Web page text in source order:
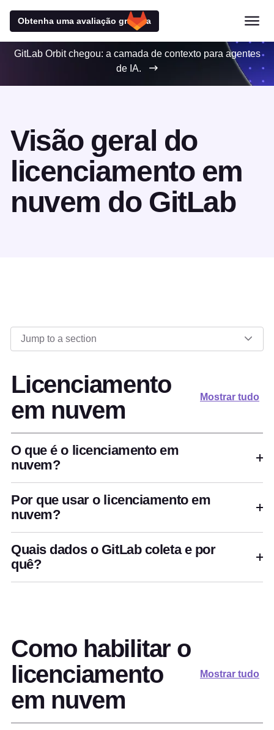
Obtenha uma avaliação gratuita
GitLab Orbit chegou: a camada de contexto para agentes
de IA.
Visão geral do
licenciamento em
nuvem do GitLab
Jump to a section
Licenciamento
em nuvem
Mostrar tudo
O que é o licenciamento em
nuvem?
Por que usar o licenciamento em
nuvem?
Quais dados o GitLab coleta e por
quê?
Como habilitar o
licenciamento
em nuvem
Mostrar tudo